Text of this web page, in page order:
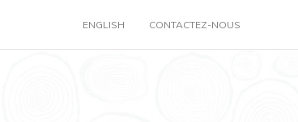
ENGLISH CONTACTEZ-NOUS